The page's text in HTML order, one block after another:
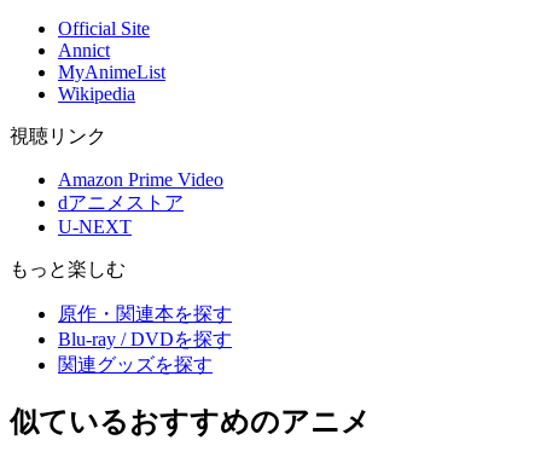
Official Site
Annict
MyAnimeList
Wikipedia
視聴リンク
Amazon Prime Video
dアニメストア
U-NEXT
もっと楽しむ
原作・関連本を探す
Blu-ray / DVDを探す
関連グッズを探す
似ているおすすめのアニメ